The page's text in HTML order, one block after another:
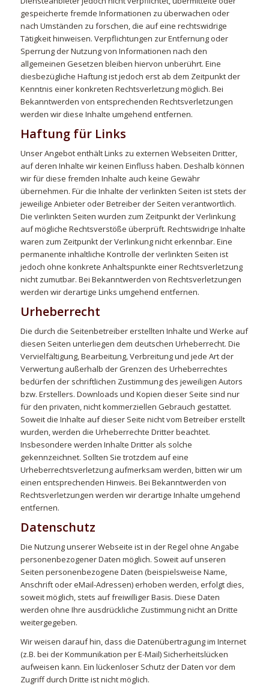
gespeicherte fremde Informationen zu überwachen oder
nach Umständen zu forschen, die auf eine rechtswidrige
Tätigkeit hinweisen. Verpflichtungen zur Entfernung oder
Sperrung der Nutzung von Informationen nach den
allgemeinen Gesetzen bleiben hiervon unberührt. Eine
diesbezügliche Haftung ist jedoch erst ab dem Zeitpunkt der
Kenntnis einer konkreten Rechtsverletzung möglich. Bei
Bekanntwerden von entsprechenden Rechtsverletzungen
werden wir diese Inhalte umgehend entfernen.
Haftung für Links
Unser Angebot enthält Links zu externen Webseiten Dritter,
auf deren Inhalte wir keinen Einfluss haben. Deshalb können
wir für diese fremden Inhalte auch keine Gewähr
übernehmen. Für die Inhalte der verlinkten Seiten ist stets der
jeweilige Anbieter oder Betreiber der Seiten verantwortlich.
Die verlinkten Seiten wurden zum Zeitpunkt der Verlinkung
auf mögliche Rechtsverstöße überprüft. Rechtswidrige Inhalte
waren zum Zeitpunkt der Verlinkung nicht erkennbar. Eine
permanente inhaltliche Kontrolle der verlinkten Seiten ist
jedoch ohne konkrete Anhaltspunkte einer Rechtsverletzung
nicht zumutbar. Bei Bekanntwerden von Rechtsverletzungen
werden wir derartige Links umgehend entfernen.
Urheberrecht
Die durch die Seitenbetreiber erstellten Inhalte und Werke auf
diesen Seiten unterliegen dem deutschen Urheberrecht. Die
Vervielfältigung, Bearbeitung, Verbreitung und jede Art der
Verwertung außerhalb der Grenzen des Urheberrechtes
bedürfen der schriftlichen Zustimmung des jeweiligen Autors
bzw. Erstellers. Downloads und Kopien dieser Seite sind nur
für den privaten, nicht kommerziellen Gebrauch gestattet.
Soweit die Inhalte auf dieser Seite nicht vom Betreiber erstellt
wurden, werden die Urheberrechte Dritter beachtet.
Insbesondere werden Inhalte Dritter als solche
gekennzeichnet. Sollten Sie trotzdem auf eine
Urheberrechtsverletzung aufmerksam werden, bitten wir um
einen entsprechenden Hinweis. Bei Bekanntwerden von
Rechtsverletzungen werden wir derartige Inhalte umgehend
entfernen.
Datenschutz
Die Nutzung unserer Webseite ist in der Regel ohne Angabe
personenbezogener Daten möglich. Soweit auf unseren
Seiten personenbezogene Daten (beispielsweise Name,
Anschrift oder eMail-Adressen) erhoben werden, erfolgt dies,
soweit möglich, stets auf freiwilliger Basis. Diese Daten
werden ohne Ihre ausdrückliche Zustimmung nicht an Dritte
weitergegeben.
Wir weisen darauf hin, dass die Datenübertragung im Internet
(z.B. bei der Kommunikation per E-Mail) Sicherheitslücken
aufweisen kann. Ein lückenloser Schutz der Daten vor dem
Zugriff durch Dritte ist nicht möglich.